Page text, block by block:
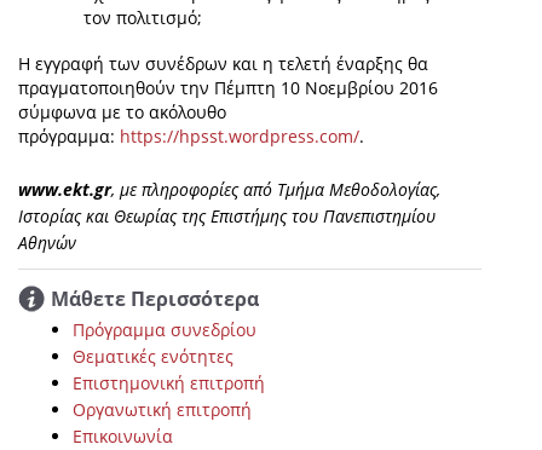
τον πολιτισμό;
Η εγγραφή των συνέδρων και η τελετή έναρξης θα
πραγματοποιηθούν την Πέμπτη 10 Νοεμβρίου 2016
σύμφωνα με το ακόλουθο
πρόγραμμα: https://hpsst.wordpress.com/.
www.ekt.gr, με πληροφορίες από Τμήμα Μεθοδολογίας,
Ιστορίας και Θεωρίας της Επιστήμης του Πανεπιστημίου
Αθηνών
Μάθετε Περισσότερα
Πρόγραμμα συνεδρίου
Θεματικές ενότητες
Επιστημονική επιτροπή
Οργανωτική επιτροπή
Επικοινωνία